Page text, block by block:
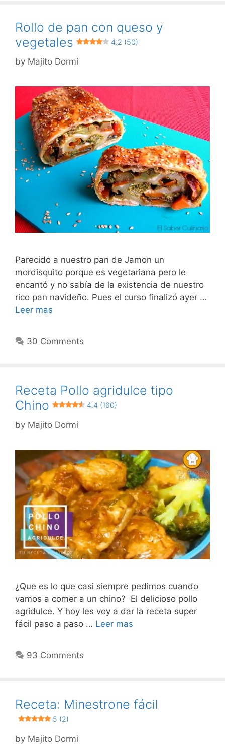
Rollo de pan con queso y
vegetales
4.2 (50)
by Majito Dormi
Parecido a nuestro pan de Jamon un
mordisquito porque es vegetariana pero le
encantó y no sabía de la existencia de nuestro
rico pan navideño. Pues el curso finalizó ayer …
Leer mas
30 Comments
Receta Pollo agridulce tipo
Chino
4.4 (160)
by Majito Dormi
¿Que es lo que casi siempre pedimos cuando
vamos a comer a un chino? El delicioso pollo
agridulce. Y hoy les voy a dar la receta super
fácil paso a paso … Leer mas
93 Comments
Receta: Minestrone fácil
5 (2)
by Majito Dormi